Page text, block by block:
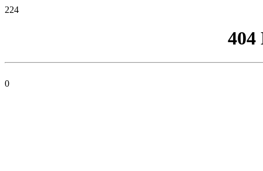
224
404
0